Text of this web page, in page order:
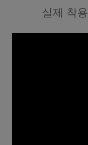
실제 착